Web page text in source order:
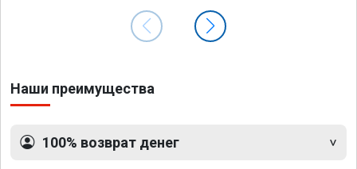
Наши преимущества
100% возврат денег